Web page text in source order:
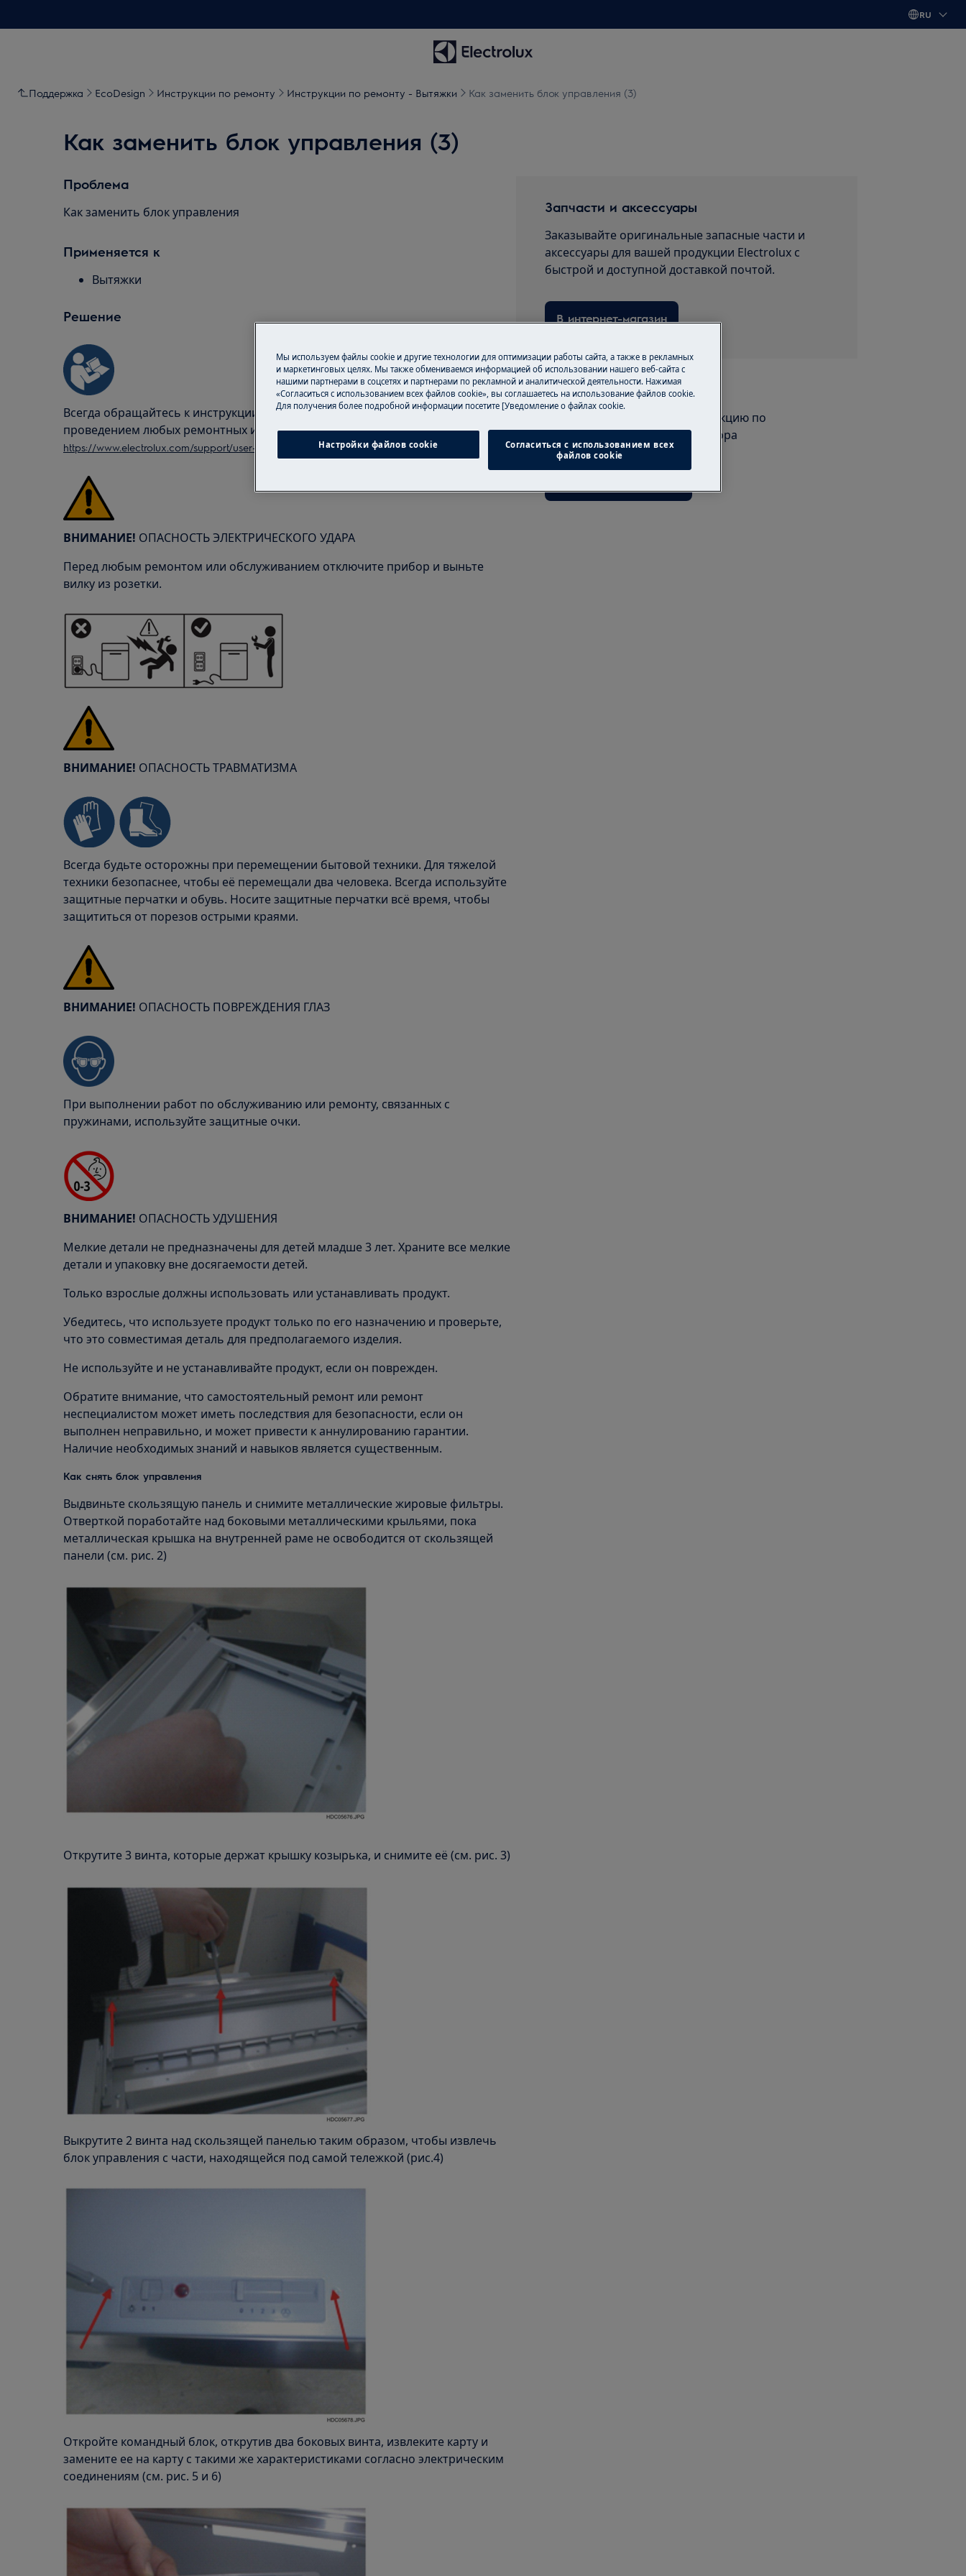
RU
Поддержка EcoDesign Инструкции по ремонту Инструкции по ремонту - Вытяжки Как заменить блок управления (3)
Как заменить блок управления (3)
Проблема
Как заменить блок управления
Применяется к
Вытяжки
Решение
Всегда обращайтесь к инструкции по безопасности вашего изделия перед
проведением любых ремонтных или обслуживающих работ.
https://www.electrolux.com/support/user-manuals/
ВНИМАНИЕ! ОПАСНОСТЬ ЭЛЕКТРИЧЕСКОГО УДАРА
Перед любым ремонтом или обслуживанием отключите прибор и выньте
вилку из розетки.
ВНИМАНИЕ! ОПАСНОСТЬ ТРАВМАТИЗМА
Всегда будьте осторожны при перемещении бытовой техники. Для тяжелой
техники безопаснее, чтобы её перемещали два человека. Всегда используйте
защитные перчатки и обувь. Носите защитные перчатки всё время, чтобы
защититься от порезов острыми краями.
ВНИМАНИЕ! ОПАСНОСТЬ ПОВРЕЖДЕНИЯ ГЛАЗ
При выполнении работ по обслуживанию или ремонту, связанных с
пружинами, используйте защитные очки.
ВНИМАНИЕ! ОПАСНОСТЬ УДУШЕНИЯ
Мелкие детали не предназначены для детей младше 3 лет. Храните все мелкие
детали и упаковку вне досягаемости детей.
Только взрослые должны использовать или устанавливать продукт.
Убедитесь, что используете продукт только по его назначению и проверьте,
что это совместимая деталь для предполагаемого изделия.
Не используйте и не устанавливайте продукт, если он поврежден.
Обратите внимание, что самостоятельный ремонт или ремонт
неспециалистом может иметь последствия для безопасности, если он
выполнен неправильно, и может привести к аннулированию гарантии.
Наличие необходимых знаний и навыков является существенным.
Как снять блок управления
Выдвиньте скользящую панель и снимите металлические жировые фильтры.
Отверткой поработайте над боковыми металлическими крыльями, пока
металлическая крышка на внутренней раме не освободится от скользящей
панели (см. рис. 2)
Открутите 3 винта, которые держат крышку козырька, и снимите её (см. рис. 3)
Выкрутите 2 винта над скользящей панелью таким образом, чтобы извлечь
блок управления с части, находящейся под самой тележкой (рис.4)
Откройте командный блок, открутив два боковых винта, извлеките карту и
замените ее на карту с такими же характеристиками согласно электрическим
соединениям (см. рис. 5 и 6)
Запчасти и аксессуары
Заказывайте оригинальные запасные части и
аксессуары для вашей продукции Electrolux с
быстрой и доступной доставкой почтой.
В интернет-магазин
Скачать руководства
Здесь вы можете найти инструкцию по
эксплуатации для своего прибора
Мы используем файлы cookie и другие технологии для оптимизации работы сайта, а также в рекламных
и маркетинговых целях. Мы также обмениваемся информацией об использовании нашего веб-сайта с
нашими партнерами в соцсетях и партнерами по рекламной и аналитической деятельности. Нажимая
«Согласиться с использованием всех файлов cookie», вы соглашаетесь на использование файлов cookie.
Для получения более подробной информации посетите [Уведомление о файлах cookie.
Настройки файлов cookie
Согласиться с использованием всех
файлов cookie